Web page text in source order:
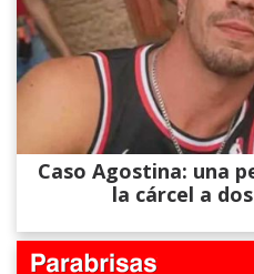
Caso Agostina: una
la cárcel a